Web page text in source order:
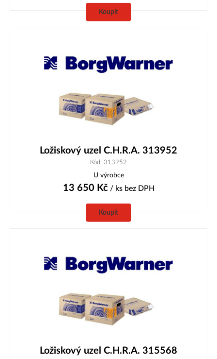
Koupit
Ložiskový uzel C.H.R.A. 313952
Kód: 313952
U výrobce
13 650 Kč/ ks bez DPH
Koupit
Ložiskový uzel C.H.R.A. 315568